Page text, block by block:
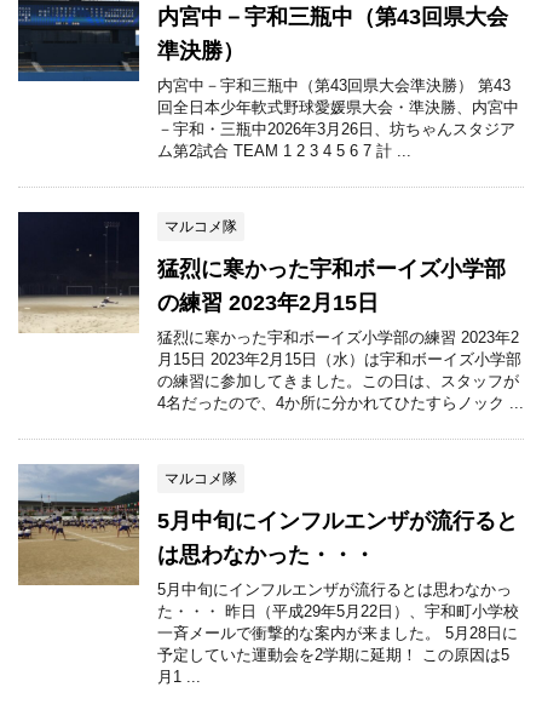
内宮中－宇和三瓶中（第43回県大会
準決勝）
内宮中－宇和三瓶中（第43回県大会準決勝） 第43
回全日本少年軟式野球愛媛県大会・準決勝、内宮中
－宇和・三瓶中2026年3月26日、坊ちゃんスタジア
ム第2試合 TEAM 1 2 3 4 5 6 7 計 ...
マルコメ隊
猛烈に寒かった宇和ボーイズ小学部
の練習 2023年2月15日
猛烈に寒かった宇和ボーイズ小学部の練習 2023年2
月15日 2023年2月15日（水）は宇和ボーイズ小学部
の練習に参加してきました。この日は、スタッフが
4名だったので、4か所に分かれてひたすらノック ...
マルコメ隊
5月中旬にインフルエンザが流行ると
は思わなかった・・・
5月中旬にインフルエンザが流行るとは思わなかっ
た・・・ 昨日（平成29年5月22日）、宇和町小学校
一斉メールで衝撃的な案内が来ました。 5月28日に
予定していた運動会を2学期に延期！ この原因は5
月1 ...